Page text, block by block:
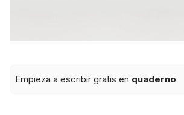
Empieza a escribir gratis en quaderno